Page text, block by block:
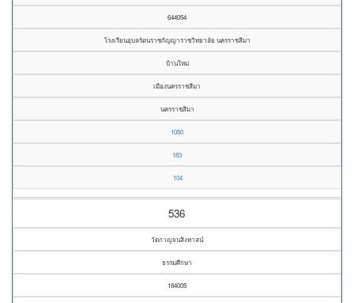
644054
โรงเรียนอุบลรัตนราชกัญญาราชวิทยาลัย นครราชสีมา
บ้านใหม่
เมืองนครราชสีมา
นครราชสีมา
1050
183
104
536
วัดกาญจนสิงหาสน์
ธรรมศึกษา
184005